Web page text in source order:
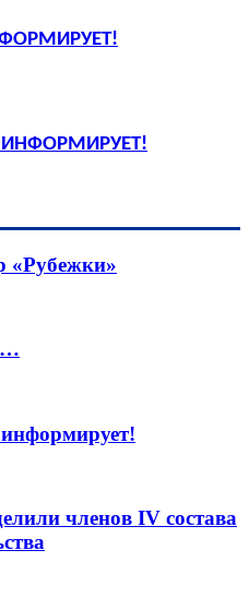
ИНФОРМИРУЕТ!
«Рубежки»
членов IV состава